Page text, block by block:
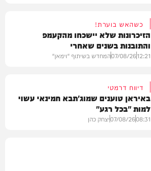
כשהאש בוערת!
הזיכרונות שלא יישכחו מהקעמפ
והתובנות בשנים שאחרי
12:21
07/08/26המחדש בשיתוף "וימאן"
דיווח דרמטי
באיראן טוענים שמוג'תבא חמינאי עשוי
למות "בכל רגע"
08:31
07/08/26יצחק כהן